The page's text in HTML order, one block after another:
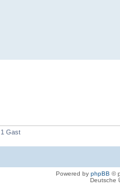
Gast
Powered by phpBB ©
Deutsche